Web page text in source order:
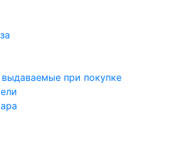
при покупке